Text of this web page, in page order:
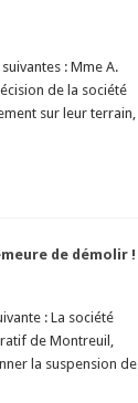
: Mme A.
de la société
sur leur terrain,
de démolir !
: La société
de Montreuil,
la suspension de